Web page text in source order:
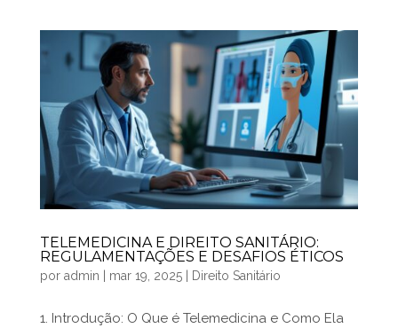
TELEMEDICINA E DIREITO SANITÁRIO:
REGULAMENTAÇÕES E DESAFIOS ÉTICOS
por admin mar 19, 2025| Direito Sanitário
1. Introdução: O Que é Telemedicina e Como Ela